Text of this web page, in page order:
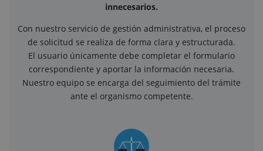
innecesarios.
Con nuestro servicio de gestión administrativa, el proceso
de solicitud se realiza de forma clara y estructurada.
El usuario únicamente debe completar el formulario
correspondiente y aportar la información necesaria.
Nuestro equipo se encarga del seguimiento del trámite
ante el organismo competente.